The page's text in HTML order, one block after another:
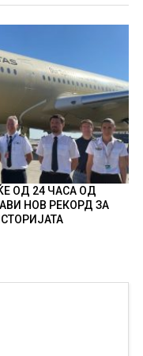
ОД 24 ЧАСА ОД
НОВ РЕКОРД ЗА